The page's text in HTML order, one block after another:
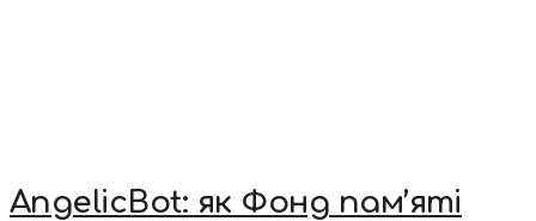
AngelicBot: як Фонд пам’яті